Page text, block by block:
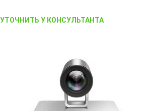
УТОЧНИТЬ У КОНСУЛЬТАНТА